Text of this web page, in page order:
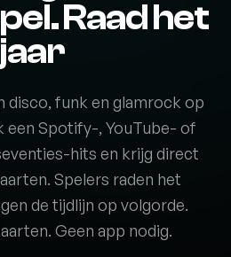
Raad het
jaar
disco, funk en glamrock op
een Spotify-, YouTube- of
hits en krijg direct
Spelers raden het
de tijdlijn op volgorde.
Geen app nodig.